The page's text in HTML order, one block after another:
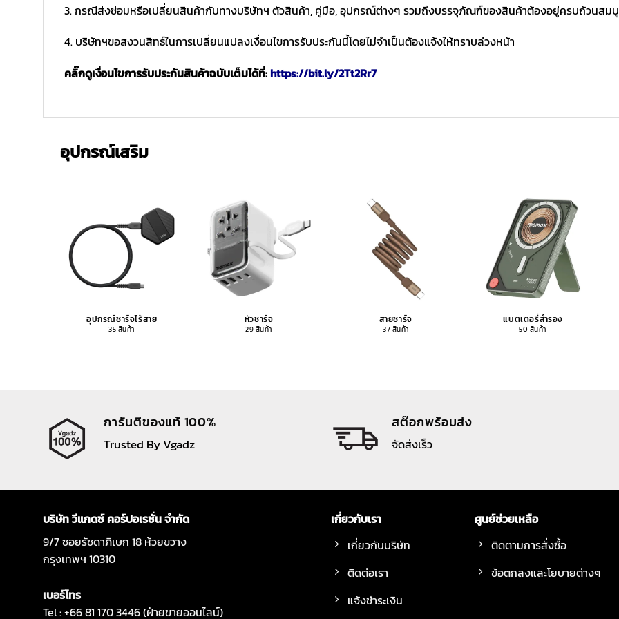
3. กรณีส่งซ่อมหรือเปลี่ยนสินค้ากับทางบริษัทฯ ตัวสินค้า, คู่มือ, อุปกรณ์ต่างๆ รวมถึงบรรจุภัณฑ์ของสินค้าต้องอยู่ครบถ้วนสม
4. บริษัทฯขอสงวนสิทธ์ในการเปลี่ยนแปลงเงื่อนไขการรับประกันนี้โดยไม่จำเป็นต้องแจ้งให้ทราบล่วงหน้า
คลิ๊กดูเงื่อนไขการรับประกันสินค้าฉบับเต็มได้ที่:https://bit.ly/2Tt2Rr7
อุปกรณ์เสริม
อุปกรณ์ชาร์จไร้สาย
35 สินค้า
หัวชาร์จ
29 สินค้า
สายชาร์จ
37 สินค้า
แบตเตอรี่สำรอง
50 สินค้า
การันตีของแท้ 100%
Trusted By Vgadz
สต๊อกพร้อมส่ง
จัดส่งเร็ว
บริษัท วีแกดซ์ คอร์ปอเรชั่น จำกัด
9/7 ซอยรัชดาภิเษก 18 ห้วยขวาง
กรุงเทพฯ 10310
เบอร์โทร
Tel : +66 81 170 3446 (ฝ่ายขายออนไลน์)
เกี่ยวกับเรา
เกี่ยวกับบริษัท
ติดต่อเรา
แจ้งชำระเงิน
ศูนย์ช่วยเหลือ
ติดตามการสั่งซื้อ
ข้อตกลงและโยบายต่างๆ